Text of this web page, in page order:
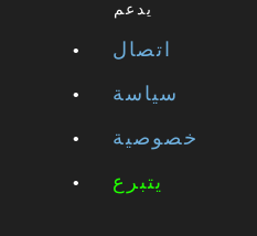
يدعم
اتصال
سياسة
خصوصية
يتبرع